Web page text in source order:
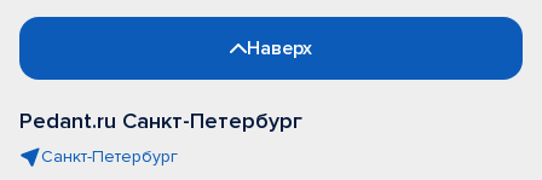
Наверх
Pedant.ru Санкт-Петербург
Санкт-Петербург